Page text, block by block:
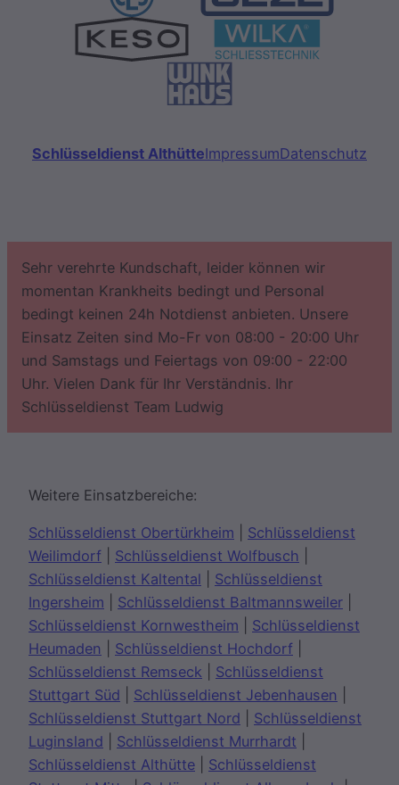
Schlüsseldienst AlthütteImpressumDatenschutz
Sehr verehrte Kundschaft, leider können wir
momentan Krankheits bedingt und Personal
bedingt keinen 24h Notdienst anbieten. Unsere
Einsatz Zeiten sind Mo-Fr von 08:00 - 20:00 Uhr
und Samstags und Feiertags von 09:00 - 22:00
Uhr. Vielen Dank für Ihr Verständnis. Ihr
Schlüsseldienst Team Ludwig
Weitere Einsatzbereiche:
Schlüsseldienst Obertürkheim
Schlüsseldienst
Weilimdorf
Schlüsseldienst Wolfbusch
Schlüsseldienst Kaltental
Schlüsseldienst
Ingersheim
Schlüsseldienst Baltmannsweiler
Schlüsseldienst Kornwestheim
Schlüsseldienst
Heumaden
Schlüsseldienst Hochdorf
Schlüsseldienst Remseck
Schlüsseldienst
Stuttgart Süd
Schlüsseldienst Jebenhausen
Schlüsseldienst Stuttgart Nord
Schlüsseldienst
Luginsland
Schlüsseldienst Murrhardt
Schlüsseldienst Althütte
Schlüsseldienst